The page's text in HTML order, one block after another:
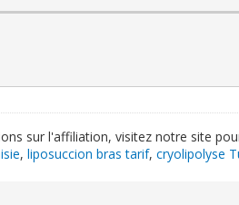
sur l'affiliation, visitez notre site
, liposuccion bras tarif, cryolipolyse